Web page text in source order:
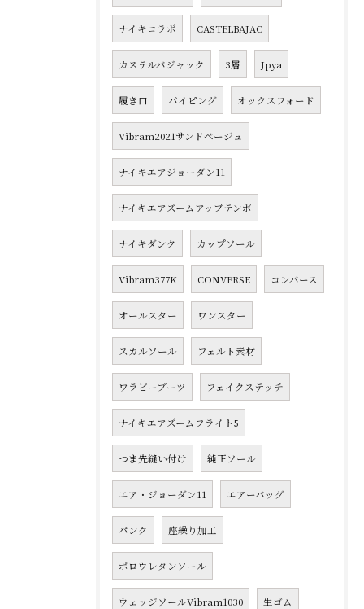
ナイキコラボ CASTELBAJAC
カステルバジャック 3層 Jpya
履き口 パイピング オックスフォード
Vibram2021サンドベージュ
ナイキエアジョーダン11
ナイキエアズームアップテンポ
ナイキダンク カップソール
Vibram377K CONVERSE コンバース
オールスター ワンスター
スカルソール フェルト素材
ワラビーブーツ フェイクステッチ
ナイキエアズームフライト5
つま先縫い付け 純正ソール
エア・ジョーダン11 エアーバッグ
パンク 座繰り加工
ポロウレタンソール
ウェッジソールVibram1030 生ゴム